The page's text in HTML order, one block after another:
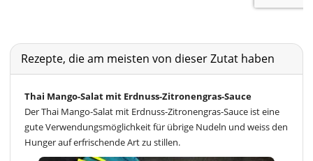
Rezepte, die am meisten von dieser Zutat haben
Thai Mango-Salat mit Erdnuss-Zitronengras-Sauce
Der Thai Mango-Salat mit Erdnuss-Zitronengras-Sauce ist eine
gute Verwendungsmöglichkeit für übrige Nudeln und weiss den
Hunger auf erfrischende Art zu stillen.